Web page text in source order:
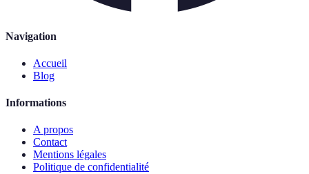
Navigation
Accueil
Blog
Informations
A propos
Contact
Mentions légales
Politique de confidentialité